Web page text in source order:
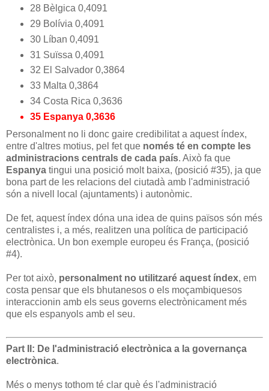
28 Bèlgica 0,4091
29 Bolívia 0,4091
30 Líban 0,4091
31 Suïssa 0,4091
32 El Salvador 0,3864
33 Malta 0,3864
34 Costa Rica 0,3636
35 Espanya 0,3636
Personalment no li donc gaire credibilitat a aquest índex,
entre d'altres motius, pel fet que només té en compte les
administracions centrals de cada país. Això fa que
Espanya tingui una posició molt baixa, (posició #35), ja que
bona part de les relacions del ciutadà amb l'administració
són a nivell local (ajuntaments) i autonòmic.
De fet, aquest índex dóna una idea de quins països són més
centralistes i, a més, realitzen una política de participació
electrònica. Un bon exemple europeu és França, (posició
#4).
Per tot això, personalment no utilitzaré aquest índex, em
costa pensar que els bhutanesos o els moçambiquesos
interaccionin amb els seus governs electrònicament més
que els espanyols amb el seu.
Part II: De l'administració electrònica a la governança
electrònica.
Més o menys tothom té clar què és l'administració